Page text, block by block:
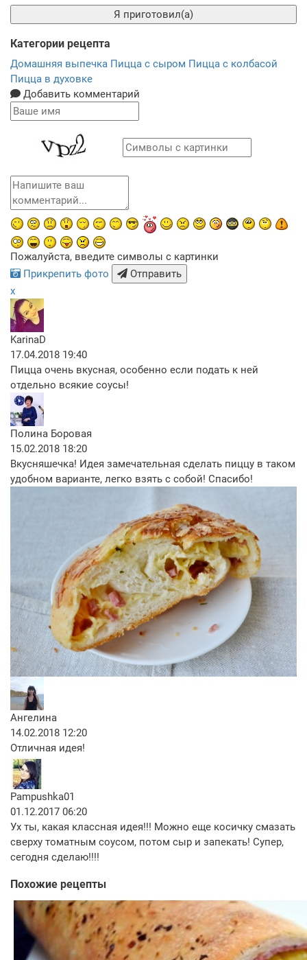
Я приготовил(а)
Категории рецепта
Домашняя выпечка Пицца с сыром Пицца с колбасой
Пицца в духовке
Добавить комментарий
Пожалуйста, введите символы с картинки
Прикрепить фото
Отправить
x
KarinaD
17.04.2018 19:40
Пицца очень вкусная, особенно если подать к ней
отдельно всякие соусы!
Полина Боровая
15.02.2018 18:20
Вкусняшечка! Идея замечательная сделать пиццу в таком
удобном варианте, легко взять с собой! Спасибо!
Ангелина
14.02.2018 12:20
Отличная идея!
Pampushka01
01.12.2017 06:20
Ух ты, какая классная идея!!! Можно еще косичку смазать
сверху томатным соусом, потом сыр и запекать! Супер,
сегодня сделаю!!!!
Похожие рецепты